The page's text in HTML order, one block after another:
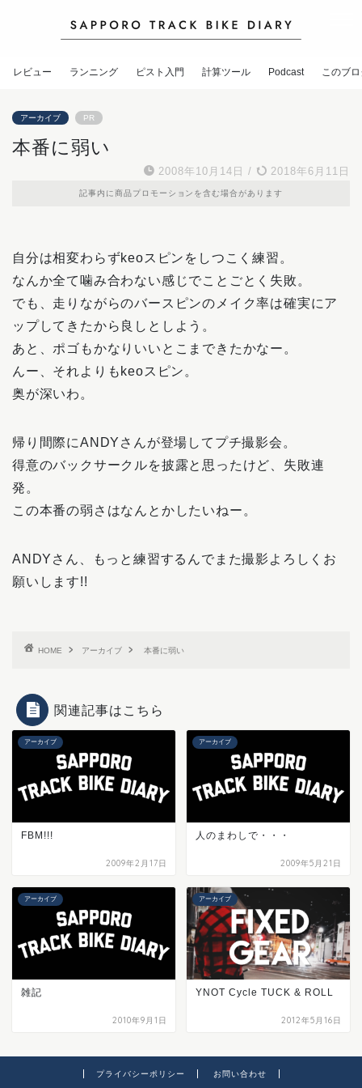
レビュー ランニング ピスト入門 計算ツール Podcast このブ
アーカイブ PR
本番に弱い
2008年10月14日 / 2018年6月11日
記事内に商品プロモーションを含む場合があります
自分は相変わらずkeoスピンをしつこく練習。
なんか全て噛み合わない感じでことごとく失敗。
でも、走りながらのバースピンのメイク率は確実にア
ップしてきたから良しとしよう。
あと、ポゴもかなりいいとこまできたかなー。
んー、それよりもkeoスピン。
奥が深いわ。
帰り間際にANDYさんが登場してプチ撮影会。
得意のバックサークルを披露と思ったけど、失敗連
発。
この本番の弱さはなんとかしたいねー。
ANDYさん、もっと練習するんでまた撮影よろしくお
願いします!!
HOME アーカイブ 本番に弱い
関連記事はこちら
アーカイブ
FBM!!!
2009年2月17日
アーカイブ
人のまわしで・・・
2009年5月21日
アーカイブ
雑記
2010年9月1日
アーカイブ
YNOT Cycle TUCK & ROLL
2012年5月16日
プライバシーポリシー お問い合わせ